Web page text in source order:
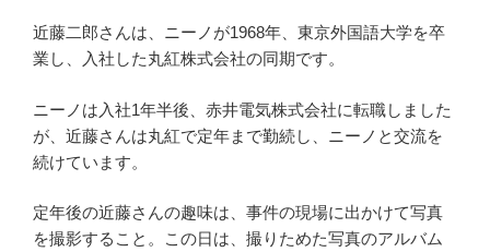
近藤二郎さんは、ニーノが1968年、東京外国語大学を卒
業し、入社した丸紅株式会社の同期です。
ニーノは入社1年半後、赤井電気株式会社に転職しました
が、近藤さんは丸紅で定年まで勤続し、ニーノと交流を
続けています。
定年後の近藤さんの趣味は、事件の現場に出かけて写真
を撮影すること。この日は、撮りためた写真のアルバム